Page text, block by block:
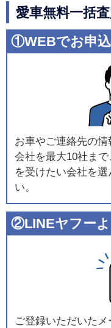
愛車無料一括
①WEBでお申
お車やご連絡先の
会社を最大10社ま
を受けたい会社を
い。
②LINEヤフー
ご登録いただいた